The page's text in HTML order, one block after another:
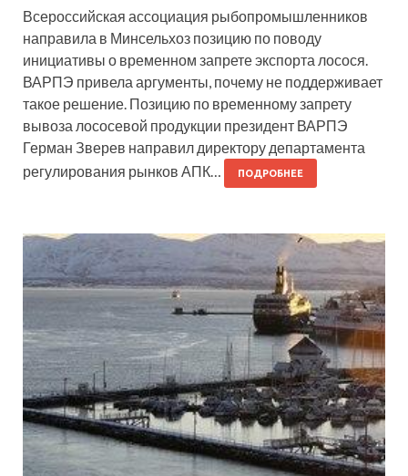
Всероссийская ассоциация рыбопромышленников
направила в Минсельхоз позицию по поводу
инициативы о временном запрете экспорта лосося.
ВАРПЭ привела аргументы, почему не поддерживает
такое решение. Позицию по временному запрету
вывоза лососевой продукции президент ВАРПЭ
Герман Зверев направил директору департамента
регулирования рынков АПК…
ПОДРОБНЕЕ